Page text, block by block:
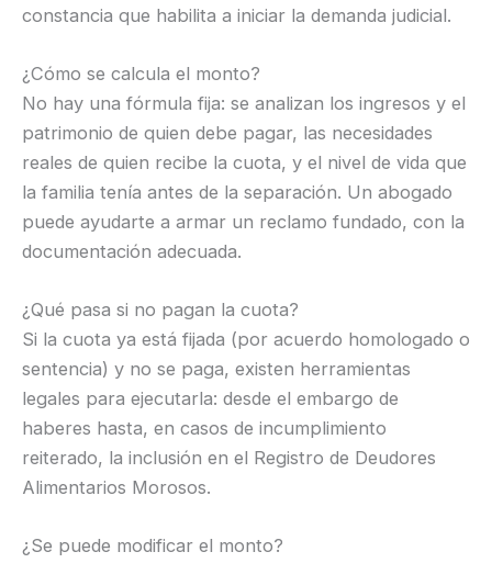
constancia que habilita a iniciar la demanda judicial.
¿Cómo se calcula el monto?
No hay una fórmula fija: se analizan los ingresos y el
patrimonio de quien debe pagar, las necesidades
reales de quien recibe la cuota, y el nivel de vida que
la familia tenía antes de la separación. Un abogado
puede ayudarte a armar un reclamo fundado, con la
documentación adecuada.
¿Qué pasa si no pagan la cuota?
Si la cuota ya está fijada (por acuerdo homologado o
sentencia) y no se paga, existen herramientas
legales para ejecutarla: desde el embargo de
haberes hasta, en casos de incumplimiento
reiterado, la inclusión en el Registro de Deudores
Alimentarios Morosos.
¿Se puede modificar el monto?